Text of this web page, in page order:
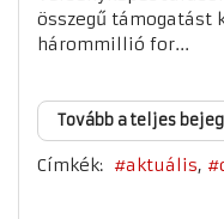
összegű támogatást
hárommillió for...
Tovább a teljes
Címkék: aktuális